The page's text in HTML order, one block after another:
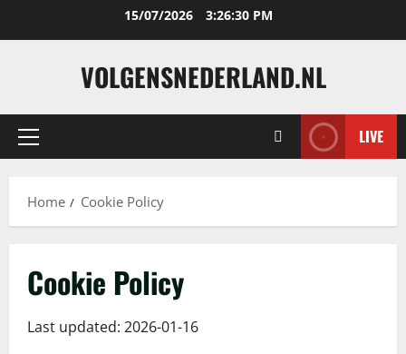
15/07/2026 3:26:31 PM
VOLGENSNEDERLAND.NL
Primary
LIVE
Home Cookie Policy
Cookie Policy
Last updated: 2026-01-16